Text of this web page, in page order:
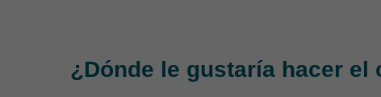
¿Dónde le gustaría hacer el